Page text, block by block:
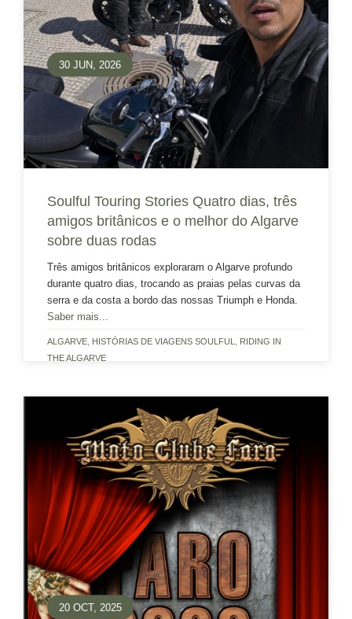
30 JUN, 2026
Soulful Touring Stories Quatro dias, três
amigos britânicos e o melhor do Algarve
sobre duas rodas
Três amigos britânicos exploraram o Algarve profundo
durante quatro dias, trocando as praias pelas curvas da
serra e da costa a bordo das nossas Triumph e Honda.
Saber mais...
ALGARVE HISTÓRIAS DE VIAGENS SOULFUL
RIDING IN
THE ALGARVE
20 OCT, 2025